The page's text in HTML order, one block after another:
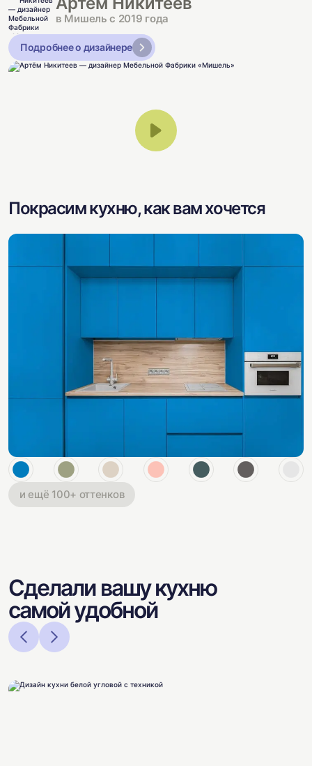
в Мишель с 2019 года
Подробнее о дизайнере
Покрасим кухню, как вам хочется
и ещё 100+ оттенков
Сделали вашу кухню
самой удобной